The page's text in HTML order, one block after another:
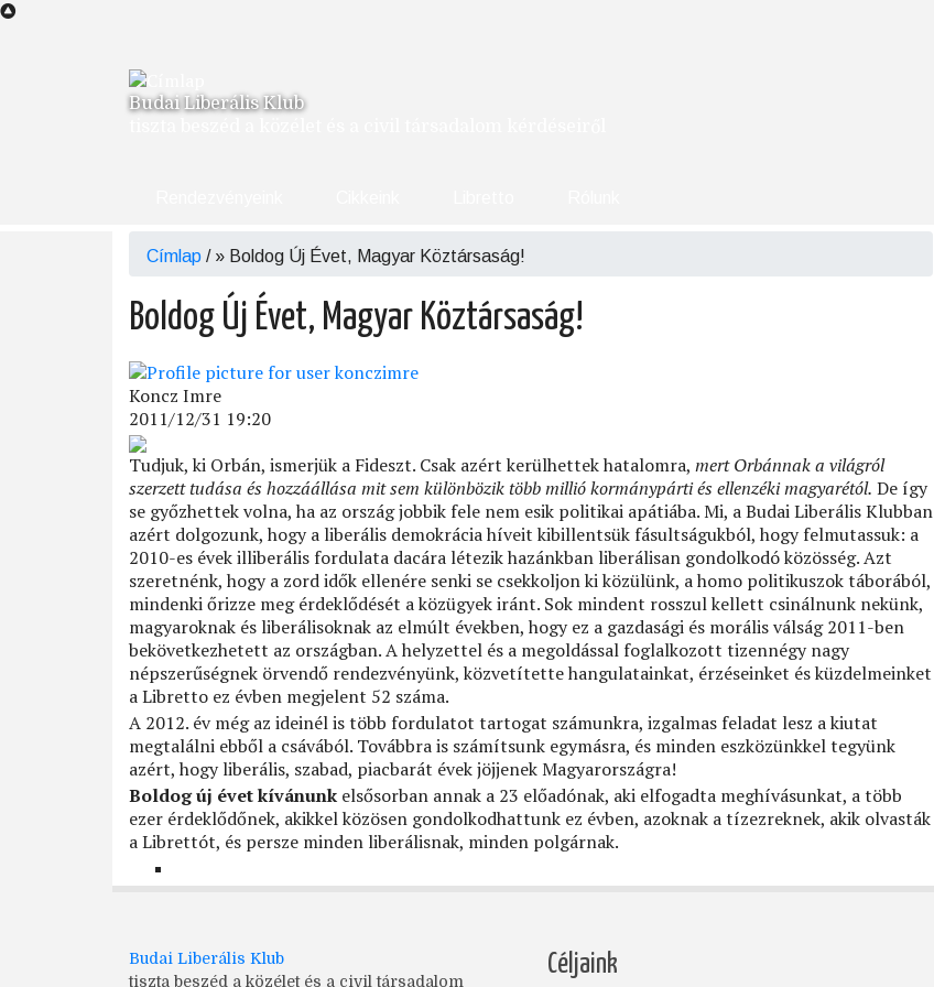
Ugrás
Budai Liberális Klub
Morzsa
Címlap / Boldog Új Évet, Magyar Köztársaság!
Boldog Új Évet, Magyar Köztársaság!
Koncz Imre
2011/12/31 19:20
Tudjuk, ki Orbán, ismerjük a Fideszt. Csak azért kerülhettek hatalomra, mert Orbánnak a világról
szerzett tudása és hozzáállása mit sem különbözik több millió kormánypárti és ellenzéki magyarétól. De így
se győzhettek volna, ha az ország jobbik fele nem esik politikai apátiába. Mi, a Budai Liberális Klubban
azért dolgozunk, hogy a liberális demokrácia híveit kibillentsük fásultságukból, hogy felmutassuk: a
2010-es évek illiberális fordulata dacára létezik hazánkban liberálisan gondolkodó közösség. Azt
szeretnénk, hogy a zord idők ellenére senki se csekkoljon ki közülünk, a homo politikuszok táborából,
mindenki őrizze meg érdeklődését a közügyek iránt. Sok mindent rosszul kellett csinálnunk nekünk,
magyaroknak és liberálisoknak az elmúlt években, hogy ez a gazdasági és morális válság 2011-ben
bekövetkezhetett az országban. A helyzettel és a megoldással foglalkozott tizennégy nagy
népszerűségnek örvendő rendezvényünk, közvetítette hangulatainkat, érzéseinket és küzdelmeinket
a Libretto ez évben megjelent 52 száma.
A 2012. év még az ideinél is több fordulatot tartogat számunkra, izgalmas feladat lesz a kiutat
megtalálni ebből a csávából. Továbbra is számítsunk egymásra, és minden eszközünkkel tegyünk
azért, hogy liberális, szabad, piacbarát évek jöjjenek Magyarországra!
Boldog új évet kívánunk elsősorban annak a 23 előadónak, aki elfogadta meghívásunkat, a több
ezer érdeklődőnek, akikkel közösen gondolkodhattunk ez évben, azoknak a tízezreknek, akik olvasták
a Librettót, és persze minden liberálisnak, minden polgárnak.
Budai Liberális Klub
tiszta beszéd a közélet és a civil társadalom
Céljaink